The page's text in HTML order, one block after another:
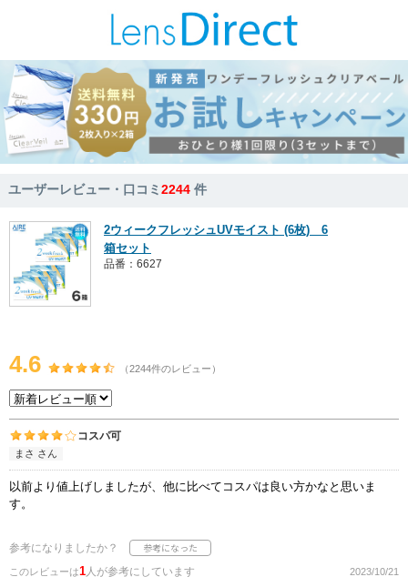
ユーザーレビュー・口コミ2244 件
2ウィークフレッシュUVモイスト (6枚) 6
箱セット
品番：6627
4.6 （2244件のレビュー）
コスパ可
まさ さん
以前より値上げしましたが、他に比べてコスパは良い方かなと思いま
す。
参考になりましたか？
このレビューは1人が参考にしています 2023/10/21